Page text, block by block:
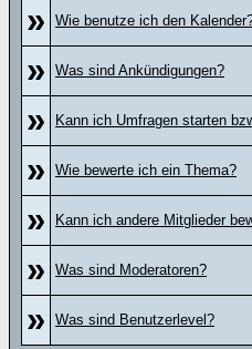
» Wie benutze ich den
» Was sind Ankündigungen?
» Kann ich Umfragen starten
» Wie bewerte ich ein Thema?
» Kann ich andere Mitglieder
» Was sind Moderatoren?
» Was sind Benutzerlevel?